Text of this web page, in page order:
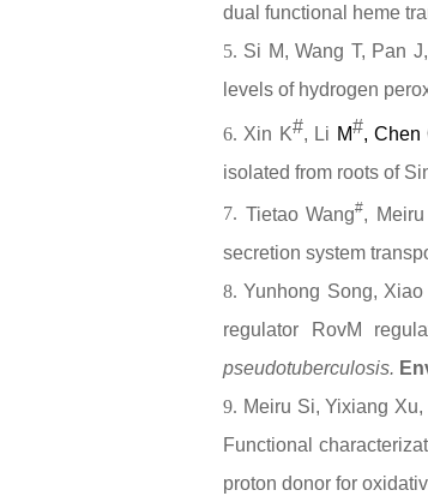
dual functional heme
5. Si M, Wang T, Pan
levels of hydrogen
6. Xin K#, Li M#, Chen
isolated from roots of
7. Tietao Wang#,
secretion system
8. Yunhong Song,
regulator RovM
pseudotuberculosis.
9. Meiru Si, Yixiang
Functional
proton donor for